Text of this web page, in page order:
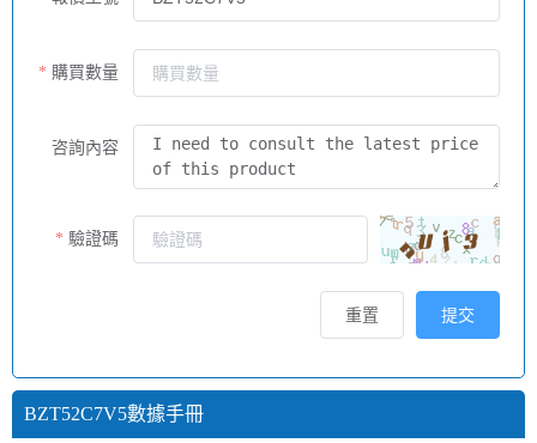
購買數量
咨詢內容
驗證碼
提交
重置
BZT52C7V5數據手冊